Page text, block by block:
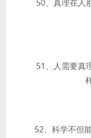
50、真理在人那
51、人需要真理
52、科学不但能